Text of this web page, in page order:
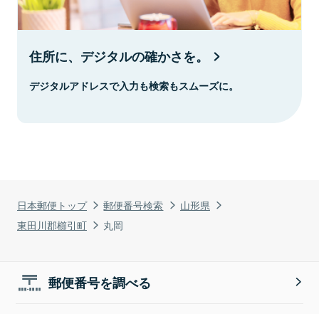
日本郵便トップ 郵便番号検索
山形県
東田川郡櫛引町
丸岡
住所に、デジタルの確かさを。
デジタルアドレスで入力も検索もスムーズに。
郵便番号を調べる